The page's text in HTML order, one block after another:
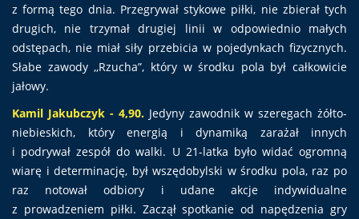
z formą tego dnia. Przegrywał stykowe piłki, nie zbierał tych
drugich, nie trzymał drugiej linii w odpowiednio małych
odstępach, nie miał siły przebicia w pojedynkach fizycznych.
Słabe zawody ,,Rzucha”, który w środku pola był całkowicie
jałowy.
Kamil Jakubczyk - 4,90. Jedyny zawodnik w szeregach żółto-
niebieskich, który energią i dynamiką zarażał innych
i podrywał zespół do walki. U 21-latka było widać ogromną
wiarę i determinację, był wszędobylski w środku pola, raz po
raz notował odbiory i udane akcje indywidualne
z prowadzeniem piłki. Zaczął spotkanie od napędzenia gry